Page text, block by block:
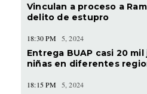
Vinculan a proceso a
delito de estupro
18:30 PM 5, 2024
Entrega BUAP casi 20
niñas en diferentes
18:15 PM 5, 2024